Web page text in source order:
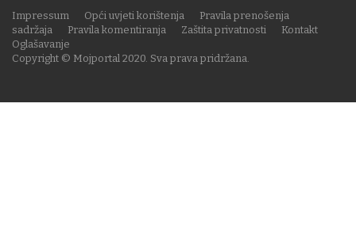
Copyright © Mojportal 2020. Sva prava pridržana.
Impressum Opći uvjeti korištenja
Pravila prenošenja
sadržaja
Pravila komentiranja Zaštita privatnosti
Kontakt
Oglašavanje